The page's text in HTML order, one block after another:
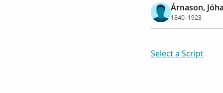
Árnason,
1840–1923
Select a Script